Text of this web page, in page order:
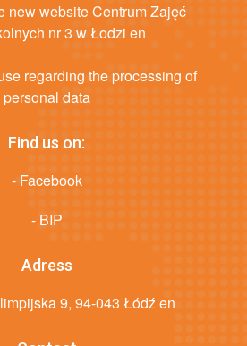
new website Centrum Zajęć
nr 3 w Łodzi en
regarding the processing of
personal data
Find us on:
- Facebook
- BIP
Adress
9, 94-043 Łódź en